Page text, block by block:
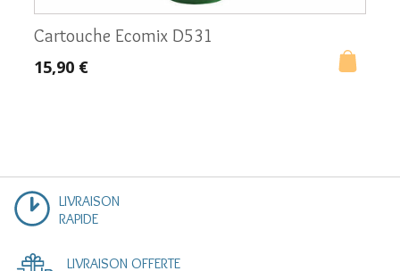
encore plus précise des polluants courants,
tout en s’attaquant spécifiquement au
calcaire, véritable bête noire de nombreuses
régions.
La cartouche Coldstream Max : le cœur de la filtration
Au-delà des caractéristiques propres à chaque
Cartouche Ecomix D531
15,90 €
LIVRAISON
RAPIDE
LIVRAISON OFFERTE